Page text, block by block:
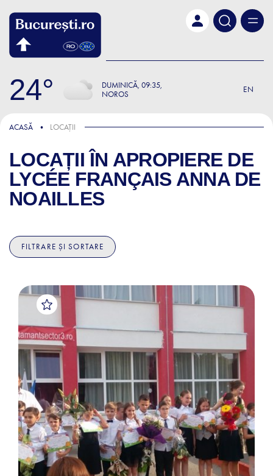
24 DUMINICĂ 09:35
NOROS
EN
ACASĂ LOCAȚII
LOCAȚII ÎN APROPIERE DE
LYCÉE FRANÇAIS ANNA DE
NOAILLES
FILTRARE ȘI SORTARE